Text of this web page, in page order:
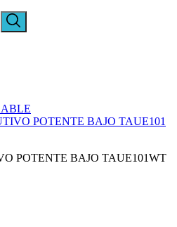
POTENTE BAJO TAUE101